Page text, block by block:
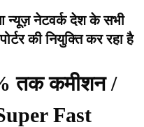
न्यूज़ नेटवर्क देश के सभी
की नियुक्ति कर रहा है
तक कमीशन /
Fast